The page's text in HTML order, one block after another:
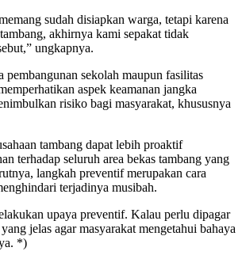
sudah disiapkan warga, tetapi karena
akhirnya kami sepakat tidak
ungkapnya.
pembangunan sekolah maupun fasilitas
aspek keamanan jangka
risiko bagi masyarakat, khususnya
tambang dapat lebih proaktif
terhadap seluruh area bekas tambang yang
langkah preventif merupakan cara
terjadinya musibah.
upaya preventif. Kalau perlu dipagar
jelas agar masyarakat mengetahui bahaya
*)